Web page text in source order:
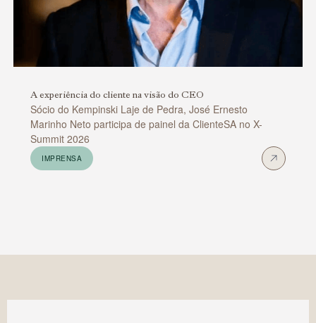
A experiência do cliente na visão do CEO
Sócio do Kempinski Laje de Pedra, José Ernesto
Marinho Neto participa de painel da ClienteSA no X-
Summit 2026
IMPRENSA